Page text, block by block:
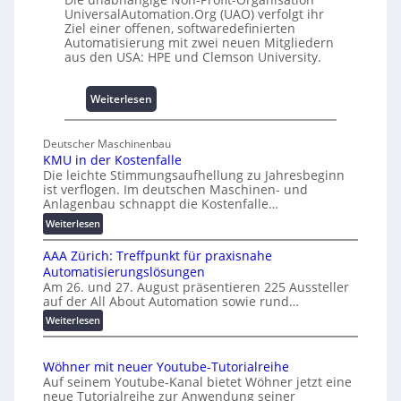
m
m
n
i
s
e
c
h
a
f
f
0
A
UniversalAutomation.Org (UAO) verfolgt ihr
Ziel einer offenen, softwaredefinierten
Automatisierung mit zwei neuen Mitgliedern
aus den USA: HPE und Clemson University.
Weiterlesen
U
i
v
e
r
l
A
u
t
m
t
i
Deutscher Maschinenbau
KMU in der Kostenfalle
Die leichte Stimmungsaufhellung zu Jahresbeginn
ist verflogen. Im deutschen Maschinen- und
Anlagenbau schnappt die Kostenfalle…
Weiterlesen:
K
M
U
i
d
e
K
o
AAA Zürich: Treffpunkt für praxisnahe
Automatisierungslösungen
Am 26. und 27. August präsentieren 225 Aussteller
auf der All About Automation sowie rund…
Weiterlesen:
A
A
Z
Wöhner mit neuer Youtube-Tutorialreihe
Auf seinem Youtube-Kanal bietet Wöhner jetzt eine
neue Tutorialreihe zur Anwendung seiner